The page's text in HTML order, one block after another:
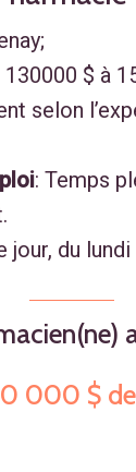
130000 $ à
selon
: Temps
jour, du
000 $ de